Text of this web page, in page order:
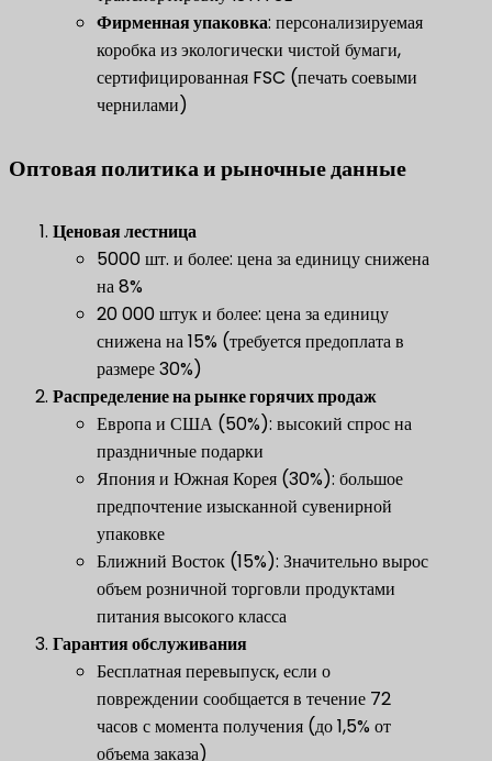
​Фирменная упаковка​​: персонализируемая
коробка из экологически чистой бумаги,
сертифицированная FSC (печать соевыми
чернилами)
Оптовая политика и рыночные данные
​Ценовая лестница​
5000 шт. и более: цена за единицу снижена
на 8%
20 000 штук и более: цена за единицу
снижена на 15% (требуется предоплата в
размере 30%)
​Распределение на рынке горячих продаж​
Европа и США (50%): высокий спрос на
праздничные подарки
Япония и Южная Корея (30%): большое
предпочтение изысканной сувенирной
упаковке
Ближний Восток (15%): Значительно вырос
объем розничной торговли продуктами
питания высокого класса
Гарантия обслуживания
Бесплатная перевыпуск, если о
повреждении сообщается в течение 72
часов с момента получения (до 1,5% от
объема заказа)